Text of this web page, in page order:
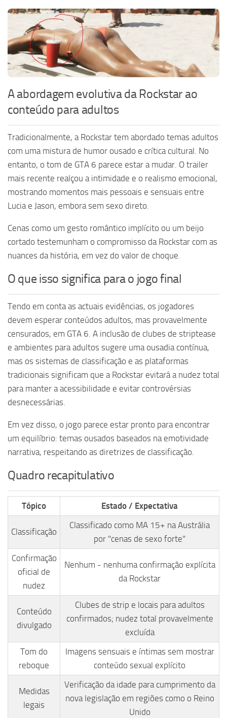
A abordagem evolutiva da Rockstar ao
conteúdo para adultos
Tradicionalmente, a Rockstar tem abordado temas adultos
com uma mistura de humor ousado e crítica cultural. No
entanto, o tom de GTA 6 parece estar a mudar. O trailer
mais recente realçou a intimidade e o realismo emocional,
mostrando momentos mais pessoais e sensuais entre
Lucia e Jason, embora sem sexo direto.
Cenas como um gesto romântico implícito ou um beijo
cortado testemunham o compromisso da Rockstar com as
nuances da história, em vez do valor de choque.
O que isso significa para o jogo final
Tendo em conta as actuais evidências, os jogadores
devem esperar conteúdos adultos, mas provavelmente
censurados, em GTA 6. A inclusão de clubes de striptease
e ambientes para adultos sugere uma ousadia contínua,
mas os sistemas de classificação e as plataformas
tradicionais significam que a Rockstar evitará a nudez total
para manter a acessibilidade e evitar controvérsias
desnecessárias.
Em vez disso, o jogo parece estar pronto para encontrar
um equilíbrio: temas ousados baseados na emotividade
narrativa, respeitando as diretrizes de classificação.
Quadro recapitulativo
Tópico Estado / Expectativa
Classificação
Classificado como MA 15+ na Austrália
por "cenas de sexo forte"
Confirmação
oficial de
nudez
Nenhum - nenhuma confirmação explícita
da Rockstar
Conteúdo
divulgado
Clubes de strip e locais para adultos
confirmados; nudez total provavelmente
excluída
Tom do
reboque
Imagens sensuais e íntimas sem mostrar
conteúdo sexual explícito
Medidas
legais
Verificação da idade para cumprimento da
nova legislação em regiões como o Reino
Unido